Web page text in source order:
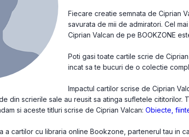
Fiecare creatie semnata de Ciprian
savurata de mii de admiratori. Cel
Ciprian Valcan de pe BOOKZONE
Poti gasi toate cartile scrie de
incat sa te bucuri de o colectie
Impactul cartilor scrise de Ciprian
din scrierile sale au reusit sa atinga sufletele cititorilor.
si aceste titluri scrise de Ciprian Valcan:Obiecte,
a cartilor cu libraria online Bookzone, partenerul tau in